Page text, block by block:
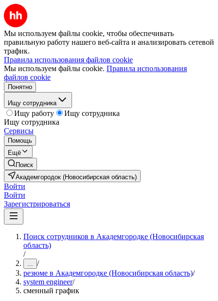
Мы используем файлы cookie, чтобы обеспечивать
правильную работу нашего веб-сайта и анализировать сетевой
трафик.
Правила использования файлов cookie
Мы используем файлы cookie. Правила использования
файлов cookie
Понятно
Ищу сотрудника
Ищу работу
Ищу сотрудника
Ищу сотрудника
Сервисы
Помощь
Ещё
Поиск
Академгородок (Новосибирская область)
Войти
Войти
Зарегистрироваться
Поиск сотрудников в Академгородке (Новосибирская
область)
/
... /
резюме в Академгородке (Новосибирская область)/
system engineer/
сменный график